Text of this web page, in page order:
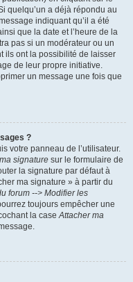
quelqu’un a déjà répondu au
indiquant qu’il a été
que la date et l’heure de la
pas si un modérateur ou un
ils ont la possibilité de laisser
de leur propre initiative.
un message une fois que
?
votre panneau de l’utilisateur.
signature sur le formulaire de
la signature par défaut à
ma signature » à partir du
forum --> Modifier les
toujours empêcher une
la caseAttacher ma